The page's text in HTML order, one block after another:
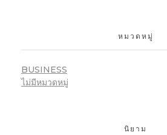
หมวดหมู่
BUSINESS
ไม่มีหมวดหมู่
นิยาม